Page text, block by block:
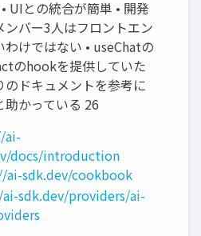
UIとの統合が簡単 • 開発
ンバー3人はフロントエン
わけではない • useChatの
のhookを提供していた
のドキュメントを参考に
助かっている 26
ai-
docs/introduction
ai-sdk.dev/cookbook
sdk.dev/providers/ai-